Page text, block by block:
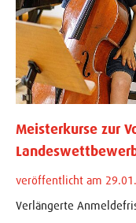
Meisterkurse zur
veröffentlicht am
Verlängerte